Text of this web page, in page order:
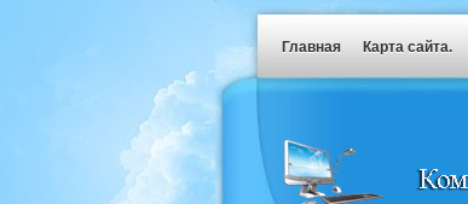
Главная Карта сайта.